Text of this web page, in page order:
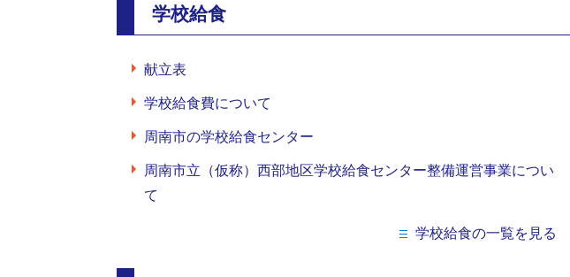
学校給食
献立表
学校給食費について
周南市の学校給食センター
周南市立（仮称）西部地区学校給食センター整備運営事業につい
て
学校給食の一覧を見る